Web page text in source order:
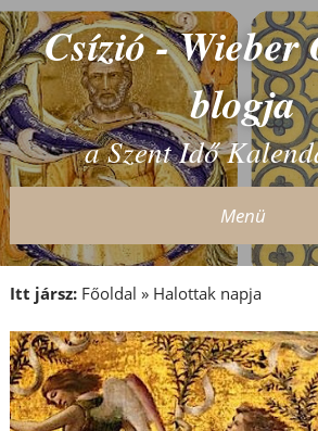
Csízió - Wieber
blogja
a Szent Idő
Menü
Itt jársz: Főoldal » Halottak napja